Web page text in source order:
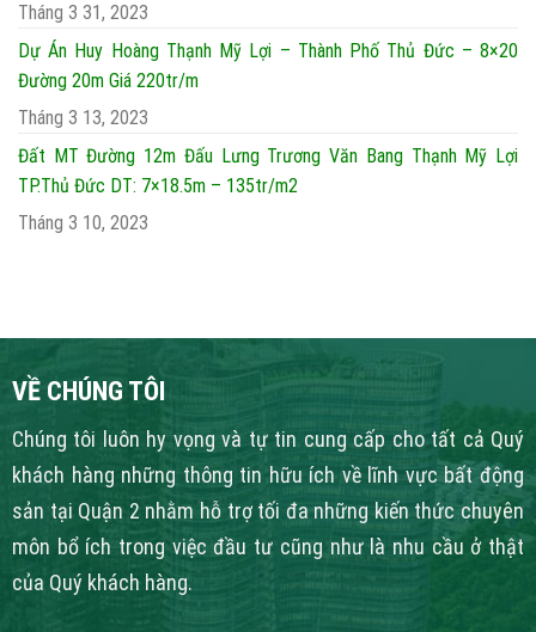
Tháng 3 31, 2023
Dự Án Huy Hoàng Thạnh Mỹ Lợi – Thành Phố Thủ Đức – 8×20
Đường 20m Giá 220tr/m
Tháng 3 13, 2023
Đất MT Đường 12m Đấu Lưng Trương Văn Bang Thạnh Mỹ Lợi
TP.Thủ Đức DT: 7×18.5m – 135tr/m2
Tháng 3 10, 2023
VỀ CHÚNG TÔI
Chúng tôi luôn hy vọng và tự tin cung cấp cho tất cả Quý
khách hàng những thông tin hữu ích về lĩnh vực bất động
sản tại Quận 2 nhằm hỗ trợ tối đa những kiến thức chuyên
môn bổ ích trong việc đầu tư cũng như là nhu cầu ở thật
của Quý khách hàng.